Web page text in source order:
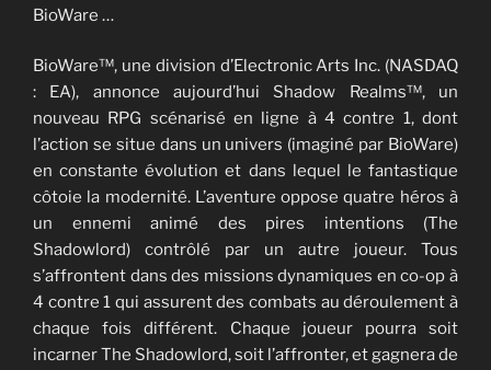
BioWare …
BioWare™, une division d’Electronic Arts Inc. (NASDAQ
: EA), annonce aujourd’hui Shadow Realms™, un
nouveau RPG scénarisé en ligne à 4 contre 1, dont
l’action se situe dans un univers (imaginé par BioWare)
en constante évolution et dans lequel le fantastique
côtoie la modernité. L’aventure oppose quatre héros à
un ennemi animé des pires intentions (The
Shadowlord) contrôlé par un autre joueur. Tous
s’affrontent dans des missions dynamiques en co-op à
4 contre 1 qui assurent des combats au déroulement à
chaque fois différent. Chaque joueur pourra soit
incarner The Shadowlord, soit l’affronter, et gagnera de